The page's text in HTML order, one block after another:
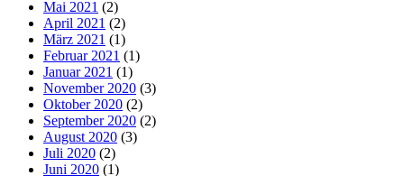
Mai 2021 (2)
April 2021 (2)
März 2021 (1)
Februar 2021 (1)
Januar 2021 (1)
November 2020 (3)
Oktober 2020 (2)
September 2020 (2)
August 2020 (3)
Juli 2020 (2)
Juni 2020 (1)